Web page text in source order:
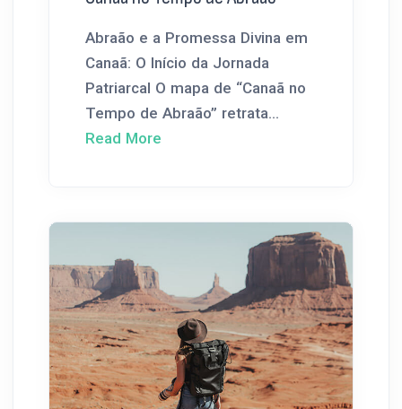
Abraão e a Promessa Divina em
Canaã: O Início da Jornada
Patriarcal O mapa de “Canaã no
Tempo de Abraão” retrata...
Read More